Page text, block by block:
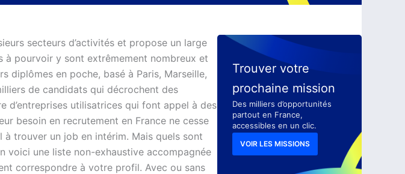
secteurs d’activités et propose un large
à pourvoir y sont extrêmement nombreux et
diplômes en poche, basé à Paris, Marseille,
de candidats qui décrochent des
d’entreprises utilisatrices qui font appel à des
besoin en recrutement en France ne cesse
à trouver un job en intérim. Mais quels sont
voici une liste non-exhaustive accompagnée
correspondre à votre profil. Avec ou sans
Trouver votre
prochaine mission
Des milliers d’opportunités
partout en France,
accessibles en un clic.
VOIR LES MISSIONS